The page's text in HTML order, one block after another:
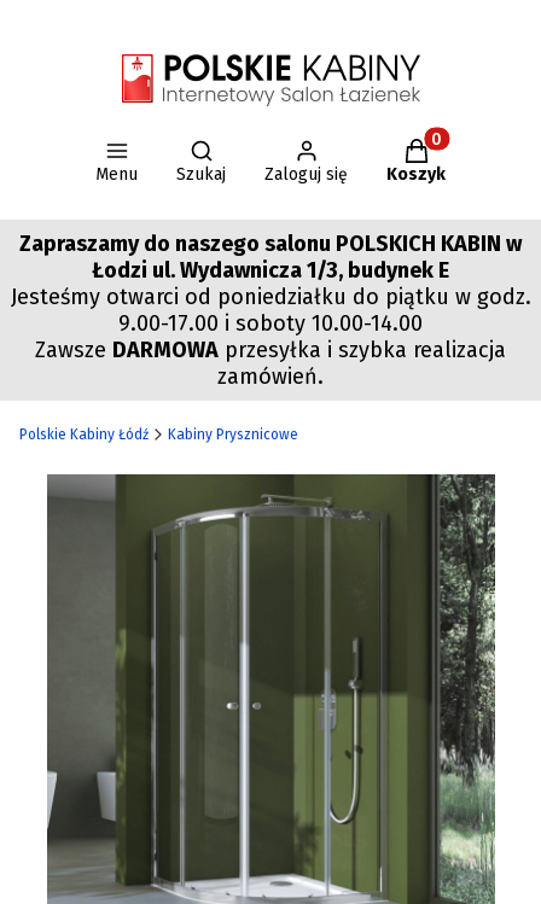
Menu
Otwórz wyszukiwarkę
Szukaj Zaloguj się
Produkty w
Koszyk
Zapraszamy do naszego salonu POLSKICH KABIN w
Łodzi ul. Wydawnicza 1/3, budynek E
Jesteśmy otwarci od poniedziałku do piątku w godz.
9.00-17.00 i soboty 10.00-14.00
Zawsze DARMOWA przesyłka i szybka realizacja
zamówień.
Polskie Kabiny Łódź Kabiny Prysznicowe